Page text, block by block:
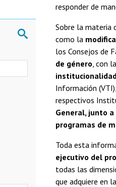
responder de
Sobre la materia
como la
los Consejos de
de género , con
Información
respectivos
General, junto
programas de
Toda esta
ejecutivo del
todas las
que adquiere en